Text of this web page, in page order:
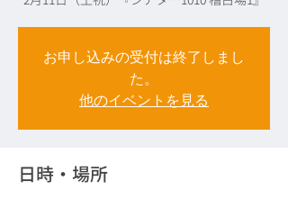
お申し込みの受付は終了しまし
た。
他のイベントを見る
日時・場所